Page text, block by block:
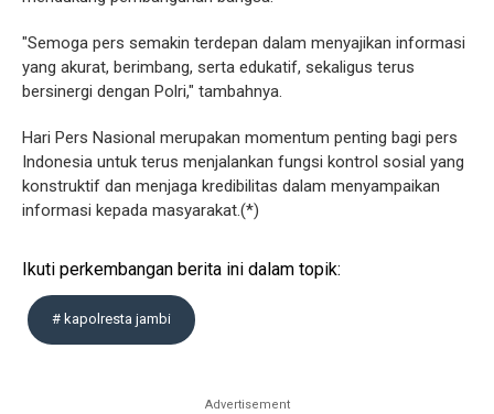
"Semoga pers semakin terdepan dalam menyajikan informasi
yang akurat, berimbang, serta edukatif, sekaligus terus
bersinergi dengan Polri," tambahnya.
Hari Pers Nasional merupakan momentum penting bagi pers
Indonesia untuk terus menjalankan fungsi kontrol sosial yang
konstruktif dan menjaga kredibilitas dalam menyampaikan
informasi kepada masyarakat.(*)
Ikuti perkembangan berita ini dalam topik:
# kapolresta jambi
Advertisement